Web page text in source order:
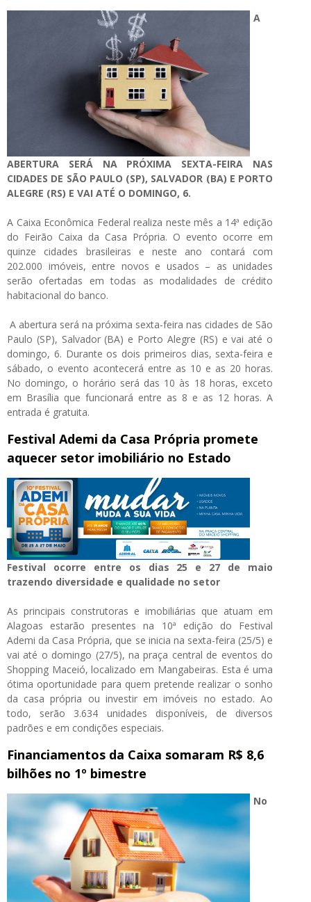
A
ABERTURA SERÁ NA PRÓXIMA SEXTA-FEIRA NAS
CIDADES DE SÃO PAULO (SP), SALVADOR (BA) E PORTO
ALEGRE (RS) E VAI ATÉ O DOMINGO, 6.
A Caixa Econômica Federal realiza neste mês a 14ª edição
do Feirão Caixa da Casa Própria. O evento ocorre em
quinze cidades brasileiras e neste ano contará com
202.000 imóveis, entre novos e usados – as unidades
serão ofertadas em todas as modalidades de crédito
habitacional do banco.
A abertura será na próxima sexta-feira nas cidades de São
Paulo (SP), Salvador (BA) e Porto Alegre (RS) e vai até o
domingo, 6. Durante os dois primeiros dias, sexta-feira e
sábado, o evento acontecerá entre as 10 e as 20 horas.
No domingo, o horário será das 10 às 18 horas, exceto
em Brasília que funcionará entre as 8 e as 12 horas. A
entrada é gratuita.
Festival Ademi da Casa Própria promete
aquecer setor imobiliário no Estado
Festival ocorre entre os dias 25 e 27 de maio
trazendo diversidade e qualidade no setor
As principais construtoras e imobiliárias que atuam em
Alagoas estarão presentes na 10ª edição do Festival
Ademi da Casa Própria, que se inicia na sexta-feira (25/5) e
vai até o domingo (27/5), na praça central de eventos do
Shopping Maceió, localizado em Mangabeiras. Esta é uma
ótima oportunidade para quem pretende realizar o sonho
da casa própria ou investir em imóveis no estado. Ao
todo, serão 3.634 unidades disponíveis, de diversos
padrões e em condições especiais.
Financiamentos da Caixa somaram R$ 8,6
bilhões no 1º bimestre
No